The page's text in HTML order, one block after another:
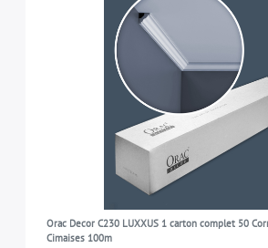
Orac Decor C230 LUXXUS 1 carton complet 50
Cimaises 100m